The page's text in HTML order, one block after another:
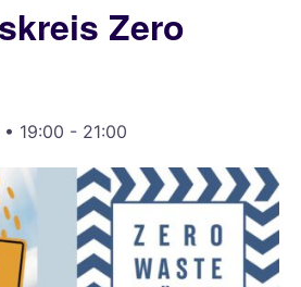
Zero
19:00 - 21:00